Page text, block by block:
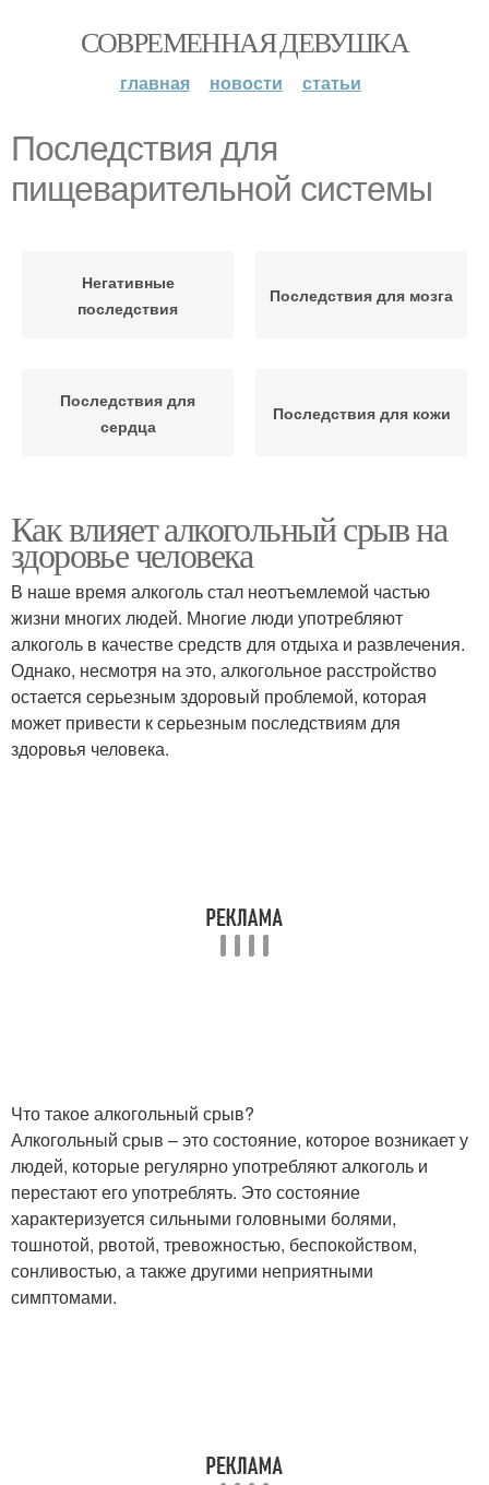
СОВРЕМЕННАЯ ДЕВУШКА
главная новости статьи
Последствия для
пищеварительной системы
Негативные
последствия
Последствия для мозга
Последствия для
сердца
Последствия для кожи
Как влияет алкогольный срыв на
здоровье человека
В наше время алкоголь стал неотъемлемой частью
жизни многих людей. Многие люди употребляют
алкоголь в качестве средств для отдыха и развлечения.
Однако, несмотря на это, алкогольное расстройство
остается серьезным здоровый проблемой, которая
может привести к серьезным последствиям для
здоровья человека.
Что такое алкогольный срыв?
Алкогольный срыв – это состояние, которое возникает у
людей, которые регулярно употребляют алкоголь и
перестают его употреблять. Это состояние
характеризуется сильными головными болями,
тошнотой, рвотой, тревожностью, беспокойством,
сонливостью, а также другими неприятными
симптомами.